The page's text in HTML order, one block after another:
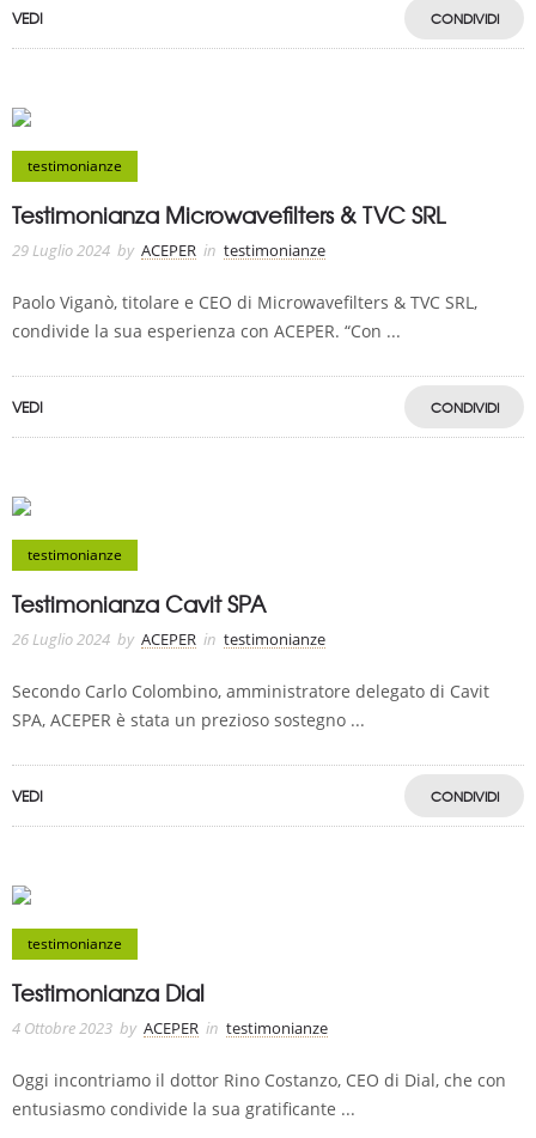
VEDI CONDIVIDI
testimonianze
Testimonianza Microwavefilters & TVC SRL
29 Luglio 2024 by ACEPER in testimonianze
Paolo Viganò, titolare e CEO di Microwavefilters & TVC SRL,
condivide la sua esperienza con ACEPER. “Con ...
VEDI CONDIVIDI
testimonianze
Testimonianza Cavit SPA
26 Luglio 2024 by ACEPER in testimonianze
Secondo Carlo Colombino, amministratore delegato di Cavit
SPA, ACEPER è stata un prezioso sostegno ...
VEDI CONDIVIDI
testimonianze
Testimonianza Dial
4 Ottobre 2023 by ACEPER in testimonianze
Oggi incontriamo il dottor Rino Costanzo, CEO di Dial, che con
entusiasmo condivide la sua gratificante ...